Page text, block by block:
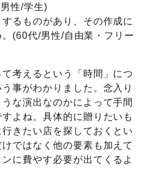
性/学生)
するものがあり、その作成に
(60代/男性/自由業・フリー
考えるという「時間」につ
事がわかりました。念入り
な演出なのかによって手間
よね。具体的に贈りたいも
きたい店を探しておくとい
ではなく他の要素も加えて
に費やす必要が出てくるよ